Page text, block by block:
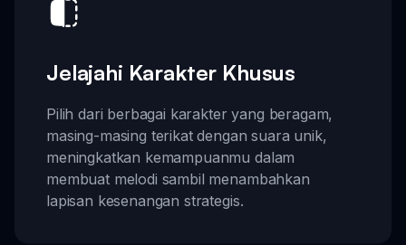
Jelajahi Karakter Khusus
Pilih dari berbagai karakter yang beragam,
masing-masing terikat dengan suara unik,
meningkatkan kemampuanmu dalam
membuat melodi sambil menambahkan
lapisan kesenangan strategis.